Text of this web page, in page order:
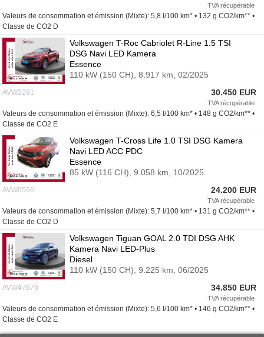
TVA récupérable
Valeurs de consommation et émission (Mixte): 5,8 l/100 km* • 132 g CO2/km** •
Classe de CO2 D
AVW2291
Volkswagen T-Roc Cabriolet R-Line 1.5 TSI
DSG Navi LED Kamera
Essence
110 kW (150 CH),8.917 km,02/2025
30.450 EUR
TVA récupérable
Valeurs de consommation et émission (Mixte): 6,5 l/100 km* • 148 g CO2/km** •
Classe de CO2 E
AVW0556
Volkswagen T-Cross Life 1.0 TSI DSG Kamera
Navi LED ACC PDC
Essence
85 kW (116 CH),9.058 km, 10/2025
24.200 EUR
TVA récupérable
Valeurs de consommation et émission (Mixte): 5,7 l/100 km* • 131 g CO2/km** •
Classe de CO2 D
AVW47676
Volkswagen Tiguan GOAL 2.0 TDI DSG AHK
Kamera Navi LED-Plus
Diesel
110 kW (150 CH),9.225 km,06/2025
34.850 EUR
TVA récupérable
Valeurs de consommation et émission (Mixte): 5,6 l/100 km* • 146 g CO2/km** •
Classe de CO2 E